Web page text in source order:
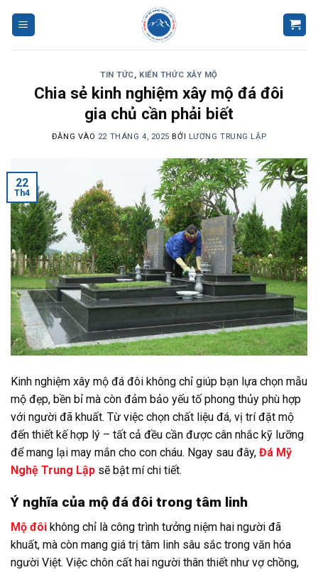
TIN TỨC, KIẾN THỨC XÂY MỘ
Chia sẻ kinh nghiệm xây mộ đá đôi
gia chủ cần phải biết
ĐĂNG VÀO 22 THÁNG 4, 2025 BỞI LƯƠNG TRUNG LẬP
22
Th4
Kinh nghiệm xây mộ đá đôi không chỉ giúp bạn lựa chọn mẫu
mộ đẹp, bền bỉ mà còn đảm bảo yếu tố phong thủy phù hợp
với người đã khuất. Từ việc chọn chất liệu đá, vị trí đặt mộ
đến thiết kế hợp lý – tất cả đều cần được cân nhắc kỹ lưỡng
để mang lại may mắn cho con cháu. Ngay sau đây, Đá Mỹ
Nghệ Trung Lập sẽ bật mí chi tiết.
Ý nghĩa của mộ đá đôi trong tâm linh
Mộ đôi không chỉ là công trình tưởng niệm hai người đã
khuất, mà còn mang giá trị tâm linh sâu sắc trong văn hóa
người Việt. Việc chôn cất hai người thân thiết như vợ chồng,